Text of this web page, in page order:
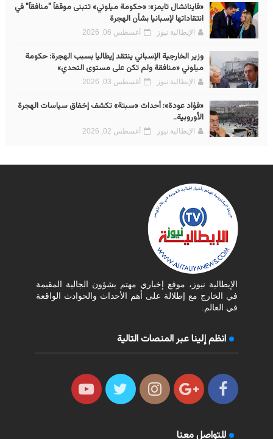
«فاينانشال تايمز»: «حكومة ميلوني» تتبنى موقفاً "منافقاً" في
انتقاداتها لإسبانيا بشأن الهجرة
الإيطالية نيوز أغسطس 06, 2026
وزير الخارجية الإسباني ينتقد إيطاليا بسبب الهجرة: حكومة
ميلوني «منافقة ولم تكن على مستوى التحدي»
الإيطالية نيوز أغسطس 03, 2026
«فؤاد عودة»: أحداث «سبتة» تكشف إخفاق سياسات الهجرة
الأوروبية..
الإيطالية نيوز أغسطس 02, 2026
الإيطالية نيوز، موقع إخباري مهتم بشؤون الجالية المقيمة
في الخارج مع إطلالة على أهم الأحداث والحوادث الواقعة
في العالم.
انظم إلينا عبر المنصات التالية
للتواصل معنا